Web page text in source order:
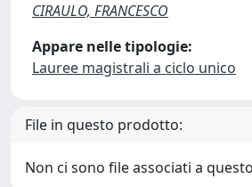
CIRAULO, FRANCESCO
Appare nelle tipologie:
Lauree magistrali a ciclo unico
File in questo prodotto:
Non ci sono file associati a